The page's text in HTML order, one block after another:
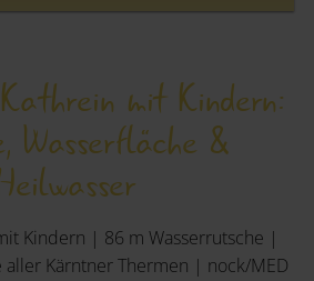
mit Kindern:
Wasserfläche &
Kindern | 86 m Wasserrutsche |
aller Kärntner Thermen | nock/MED